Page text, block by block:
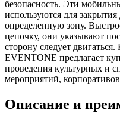
безопасность. Эти
используются для закрытия
определенную зону.
цепочку, они указывают
сторону следует
EVENTONE предлагает
проведения культурных и
мероприятий,
Описание и